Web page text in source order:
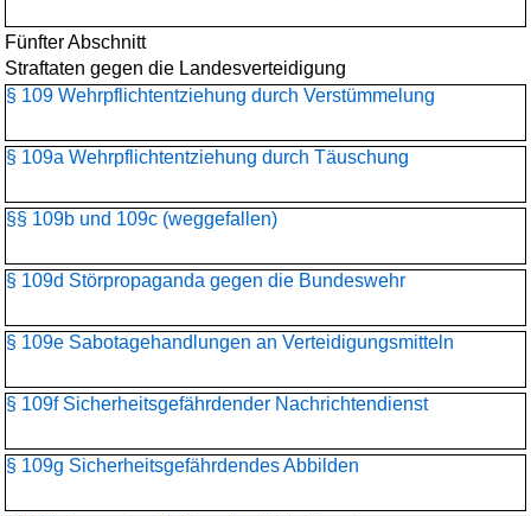
Fünfter Abschnitt
Straftaten gegen die Landesverteidigung
§ 109 Wehrpflichtentziehung durch Verstümmelung
§ 109a Wehrpflichtentziehung durch Täuschung
§§ 109b und 109c (weggefallen)
§ 109d Störpropaganda gegen die Bundeswehr
§ 109e Sabotagehandlungen an Verteidigungsmitteln
§ 109f Sicherheitsgefährdender Nachrichtendienst
§ 109g Sicherheitsgefährdendes Abbilden